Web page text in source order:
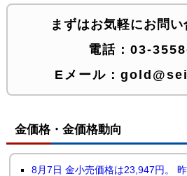
まずはお気軽にお問
電話： 03-
Eメール：
金価格・金価格動向
8月7日 金小売価格は23,947円。